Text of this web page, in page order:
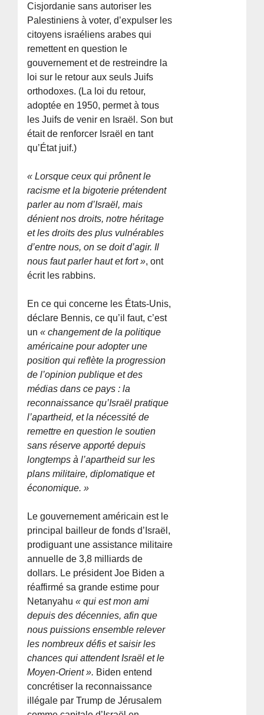
Cisjordanie sans autoriser les
Palestiniens à voter, d’expulser les
citoyens israéliens arabes qui
remettent en question le
gouvernement et de restreindre la
loi sur le retour aux seuls Juifs
orthodoxes. (La loi du retour,
adoptée en 1950, permet à tous
les Juifs de venir en Israël. Son but
était de renforcer Israël en tant
qu’État juif.)
« Lorsque ceux qui prônent le
racisme et la bigoterie prétendent
parler au nom d’Israël, mais
dénient nos droits, notre héritage
et les droits des plus vulnérables
d’entre nous, on se doit d’agir. Il
nous faut parler haut et fort », ont
écrit les rabbins.
En ce qui concerne les États-Unis,
déclare Bennis, ce qu’il faut, c’est
un« changement de la politique
américaine pour adopter une
position qui reflète la progression
de l’opinion publique et des
médias dans ce pays : la
reconnaissance qu’Israël pratique
l’apartheid, et la nécessité de
remettre en question le soutien
sans réserve apporté depuis
longtemps à l’apartheid sur les
plans militaire, diplomatique et
économique. »
Le gouvernement américain est le
principal bailleur de fonds d’Israël,
prodiguant une assistance militaire
annuelle de 3,8 milliards de
dollars. Le président Joe Biden a
réaffirmé sa grande estime pour
Netanyahu« qui est mon ami
depuis des décennies, afin que
nous puissions ensemble relever
les nombreux défis et saisir les
chances qui attendent Israël et le
Moyen-Orient ». Biden entend
concrétiser la reconnaissance
illégale par Trump de Jérusalem